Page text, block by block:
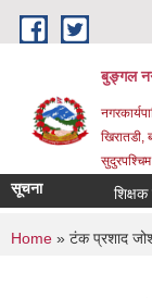
Skip to main content
बुङ्गल
खिरातडी,
सूचना शिक्षक
You are
Home » टंक प्रशाद